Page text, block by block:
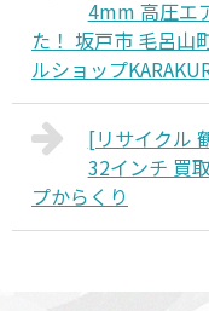
4mm 高圧エ
た！ 坂戸市 毛呂山
ルショップ
[リサイクル
32インチ 買
プからくり